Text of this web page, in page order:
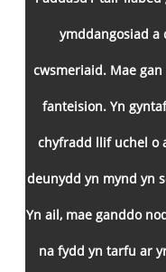
ymddangosiad a
cwsmeriaid. Mae
fanteision. Yn
chyfradd llif uchel o
deunydd yn mynd yn
Yn ail, mae ganddo
na fydd yn tarfu ar